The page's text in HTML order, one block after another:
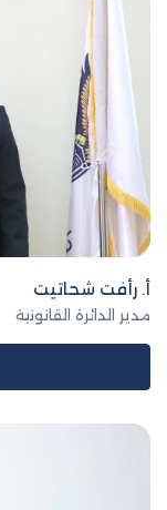
أ. رأفت شحاتيت
مدير الدائرة القانونية